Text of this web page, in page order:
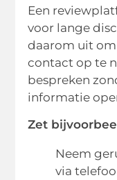
Een
voor lange
daarom uit
contact op te
bespreken
informatie
Zet
Neem
via